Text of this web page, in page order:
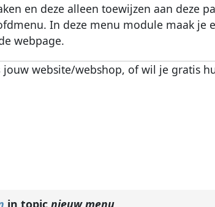
en deze alleen toewijzen aan deze
In deze menu module maak je
webpage.
jouw website/webshop, of wil je gratis